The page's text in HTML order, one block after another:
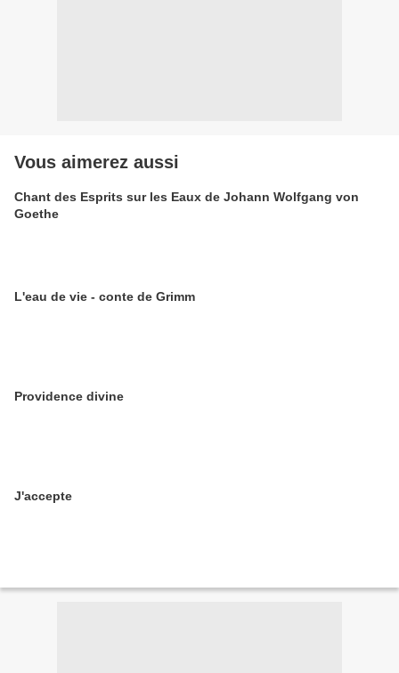
Vous aimerez aussi
Chant des Esprits sur les Eaux de Johann Wolfgang von
Goethe
L'eau de vie - conte de Grimm
Providence divine
J'accepte